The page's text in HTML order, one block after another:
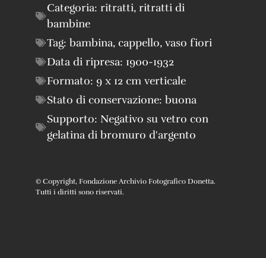
Categoria: ritratti, ritratti di
bambine
Tag: bambina, cappello, vaso fiori
Data di ripresa: 1900-1932
Formato: 9 x 12 cm verticale
Stato di conservazione: buona
Supporto: Negativo su vetro con
gelatina di bromuro d'argento
© Copyright, Fondazione Archivio Fotografico Donetta.
Tutti i diritti sono riservati.